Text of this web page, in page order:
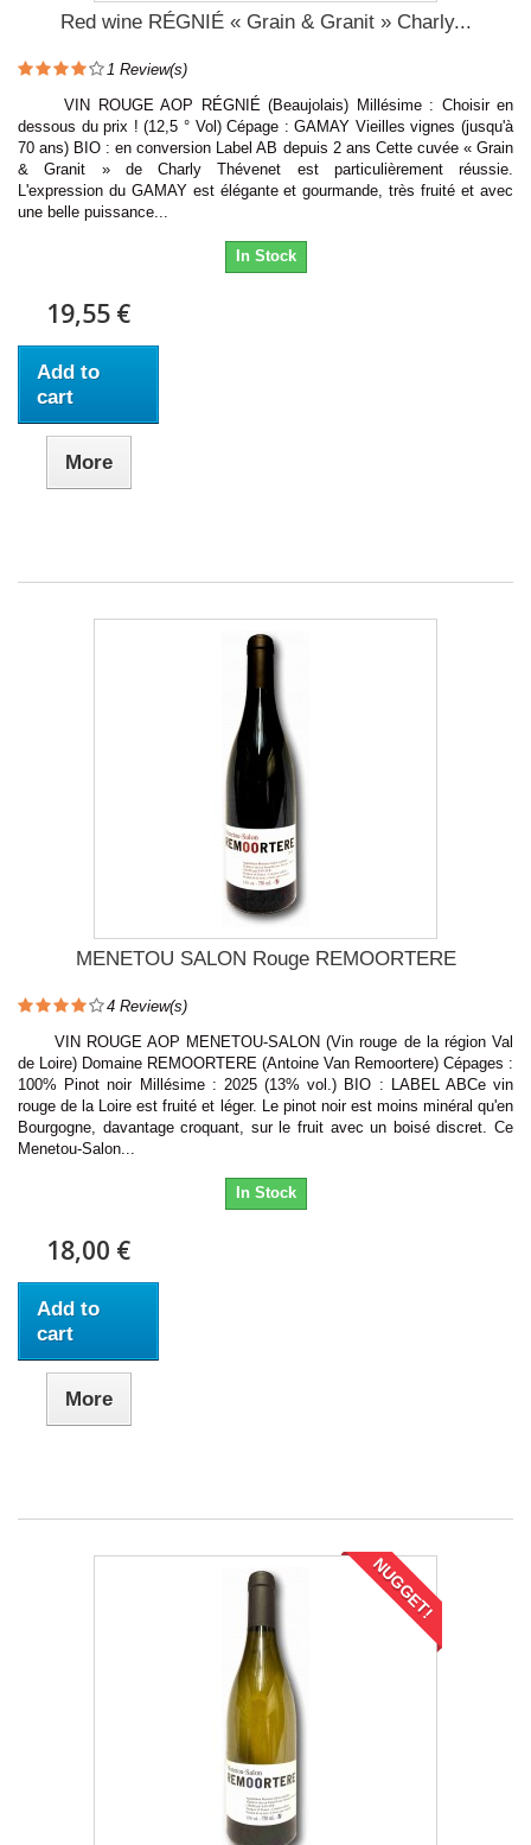
Red wine RÉGNIÉ « Grain & Granit » Charly...
1 Review(s)
VIN ROUGE AOP RÉGNIÉ (Beaujolais) Millésime : Choisir en
dessous du prix ! (12,5 ° Vol) Cépage : GAMAY Vieilles vignes (jusqu'à
70 ans) BIO : en conversion Label AB depuis 2 ans Cette cuvée « Grain
& Granit » de Charly Thévenet est particulièrement réussie.
L'expression du GAMAY est élégante et gourmande, très fruité et avec
une belle puissance...
In Stock
19,55 €
Add to
cart
More
MENETOU SALON Rouge REMOORTERE
4 Review(s)
VIN ROUGE AOP MENETOU-SALON (Vin rouge de la région Val
de Loire) Domaine REMOORTERE (Antoine Van Remoortere) Cépages :
100% Pinot noir Millésime : 2025 (13% vol.) BIO : LABEL ABCe vin
rouge de la Loire est fruité et léger. Le pinot noir est moins minéral qu'en
Bourgogne, davantage croquant, sur le fruit avec un boisé discret. Ce
Menetou-Salon...
In Stock
18,00 €
Add to
cart
More
NUGGET!